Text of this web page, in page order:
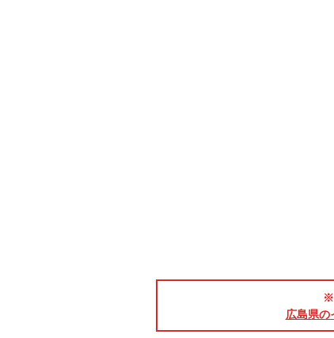
※
広島県の